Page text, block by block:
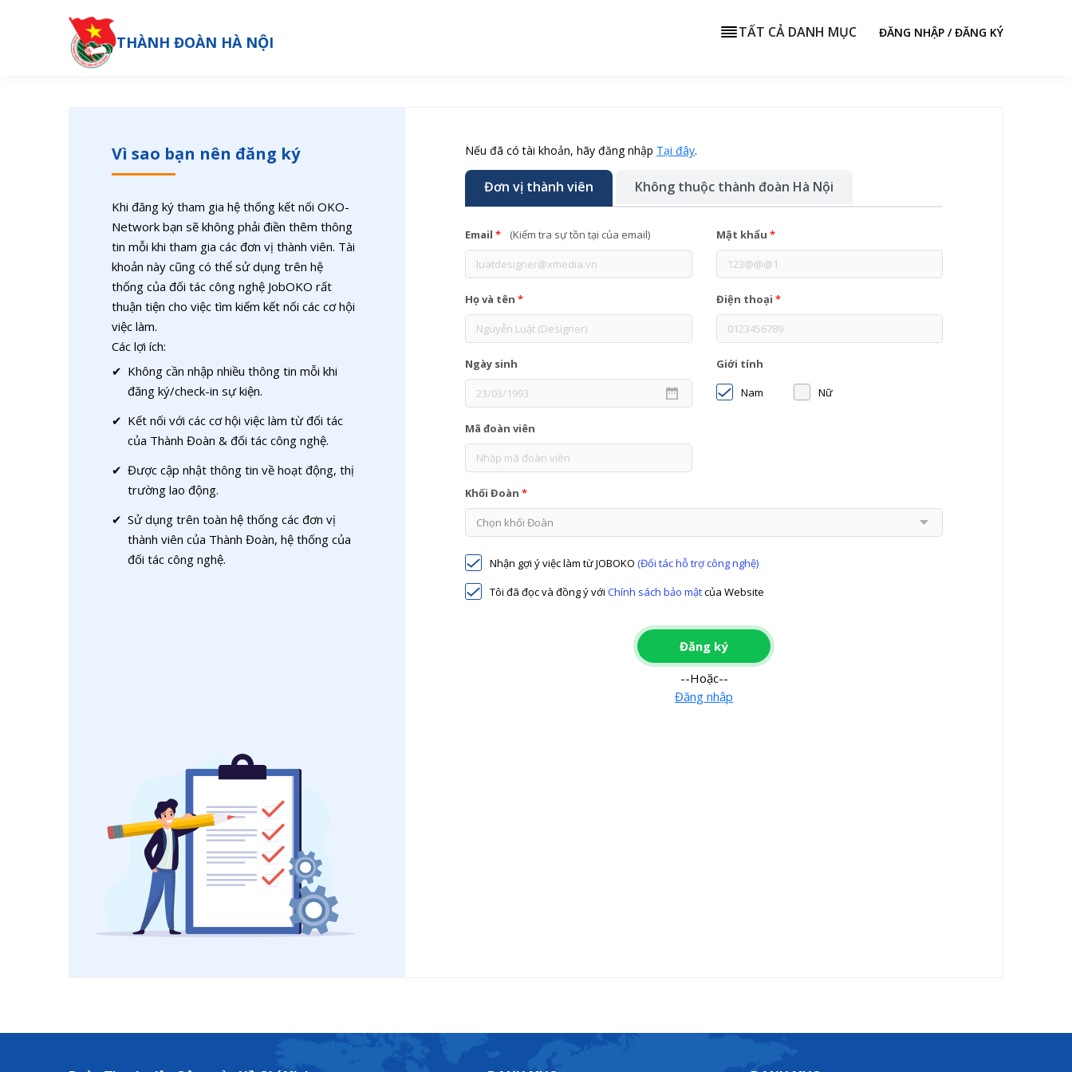
THÀNH ĐOÀN HÀ NỘI
ĐĂNG NHẬP / ĐĂNG KÝ
TẤT CẢ DANH MỤC
Vì sao bạn nên đăng ký
Khi đăng ký tham gia hệ thống kết nối OKO-
Network bạn sẽ không phải điền thêm thông
tin mỗi khi tham gia các đơn vị thành viên. Tài
khoản này cũng có thể sử dụng trên hệ
thống của đối tác công nghệ JobOKO rất
thuận tiện cho việc tìm kiếm kết nối các cơ hội
việc làm.
Các lợi ích:
✔ Không cần nhập nhiều thông tin mỗi khi
đăng ký/check-in sự kiện.
✔ Kết nối với các cơ hội việc làm từ đối tác
của Thành Đoàn & đối tác công nghệ.
✔ Được cập nhật thông tin về hoạt động, thị
trường lao động.
✔ Sử dụng trên toàn hệ thống các đơn vị
thành viên của Thành Đoàn, hệ thống của
đối tác công nghệ.
Nếu đã có tài khoản, hãy đăng nhập Tại đây.
Đơn vị thành viên Không thuộc thành đoàn Hà Nội
Email* (Kiểm tra sự tồn tại của email) Mật khẩu *
Họ và tên* Điện thoại *
Ngày sinh
Giới tính
Nam
Nữ
Mã đoàn viên
Khối Đoàn*
Nhận gợi ý việc làm từ JOBOKO(Đối tác hỗ trợ công nghệ)
Tôi đã đọc và đồng ý vớiChính sách bảo mậtcủa Website
Đăng ký
--Hoặc--
Đăng nhập